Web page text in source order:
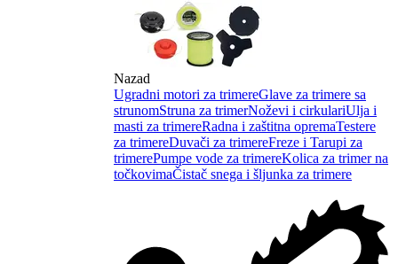
Nazad
Ugradni motori za trimereGlave za trimere sa
strunomStruna za trimerNoževi i cirkulariUlja i
masti za trimereRadna i zaštitna opremaTestere
za trimereDuvači za trimereFreze i Tarupi za
trimerePumpe vode za trimereKolica za trimer na
točkovimaČistač snega i šljunka za trimere